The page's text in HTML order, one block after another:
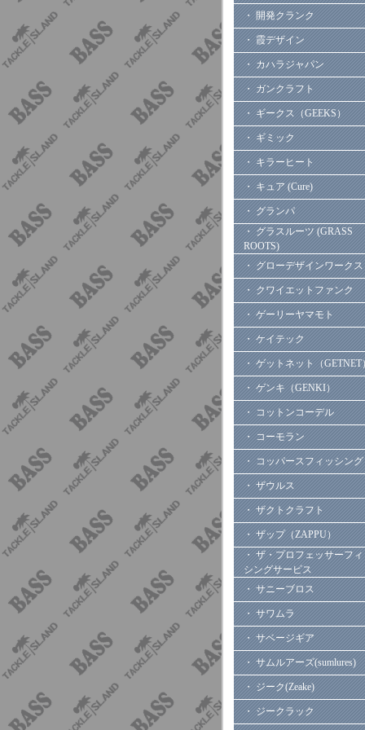
・ 開発クランク
・ 霞デザイン
・ カハラジャパン
・ ガンクラフト
・ ギークス（GEEKS）
・ ギミック
・ キラーヒート
・ キュア (Cure)
・ グランパ
・ グラスルーツ (GRASS
ROOTS)
・ グローデザインワークス
・ クワイエットファンク
・ ゲーリーヤマモト
・ ケイテック
・ ゲットネット（GETNET
・ ゲンキ（GENKI）
・ コットンコーデル
・ コーモラン
・ コッパースフィッシング
・ ザウルス
・ ザクトクラフト
・ ザップ（ZAPPU）
・ ザ・プロフェッサーフ
シングサービス
・ サニーブロス
・ サワムラ
・ サベージギア
・ サムルアーズ(sumlures)
・ ジーク(Zeake)
・ ジークラック